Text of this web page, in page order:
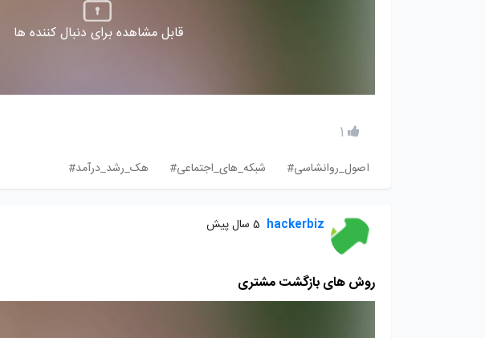
قابل مشاهده برای دنبال کننده ها
1
اصول_روانشاسی#
شبکه_های_اجتماعی# هک_رشد_درآمد#
hackerbiz 5 سال پیش
روش های بازگشت مشتری